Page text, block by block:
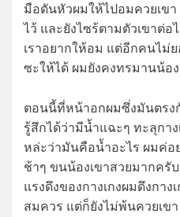
มือดันหัวผมให้ไปอมควยเข
ไว้ และยังไซร้ตามตัวเขาต่อ
เราอยากให้อม แต่อีกคนไม่
ซะให้ได้ ผมยังคงทรมานน้อ
ตอนนี้ที่หน้าอกผมซึ่งมันตรง
รู้สึกได้ว่ามีน้ำแฉะๆ ทะลุกา
หล่ะว่ามันคือน้ำอะไร ผมค่อ
ช้าๆ ขนน้องเขาสวยมากครั
แรงดึงของกางเกงผมดึงกาง
สมควร แต่ก็ยังไม่พ้นควยเข